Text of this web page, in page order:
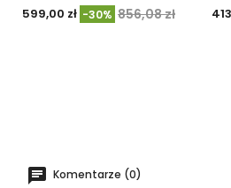
599,00 zł -30% 856,08 zł
Komentarze (0)